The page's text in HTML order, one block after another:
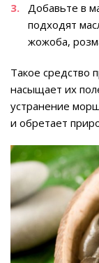
Добавьте в
подходят
жожоба,
Такое средство
насыщает их
устранение
и обретает